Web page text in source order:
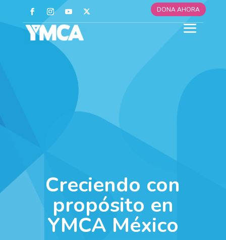
DONA AHORA
Creciendo con
propósito en
YMCA México